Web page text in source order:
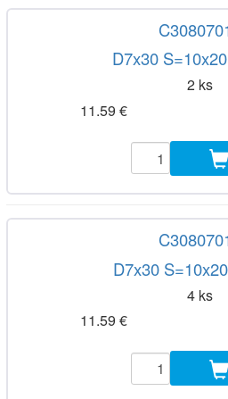
D7x30
2 ks
11.59 €
D7x30
4 ks
11.59 €